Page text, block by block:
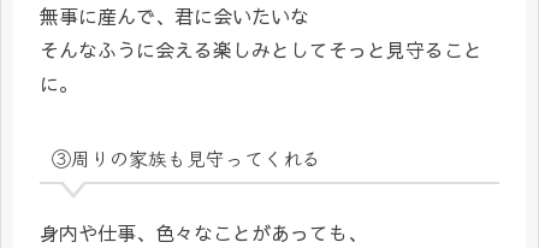
無事に産んで、君に会いたいな
そんなふうに会える楽しみとしてそっと見守ること
に。
③周りの家族も見守ってくれる
身内や仕事、色々なことがあっても、